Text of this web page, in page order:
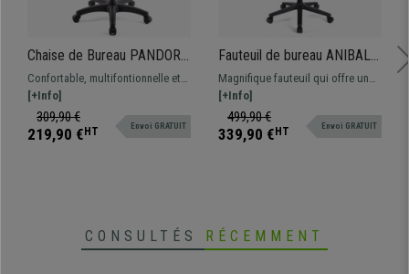
Chaise de Bureau PANDORA
PLUS, Accoudoirs
Ajustables, Rembourrage
épais, Noir
Confortable, multifontionnelle et
robuste à un prix imbattable.
Cette magnifique chaise est idéale
pour une utilisation quotidienne,
[+Info]
309,90 €
219,90 € HT Envoi GRATUIT
Fauteuil de bureau ANIBAL
CUIR, Grand dossier,
Accoudoirs Ajustables,
Orange
Magnifique fauteuil qui offre un
grand confort au quotidien à un
prix imbattable. Disponible en
différentes couleurs et finitions.
[+Info]
499,90 €
339,90 € HT Envoi GRATUIT
CONSULTÉS RÉCEMMENT